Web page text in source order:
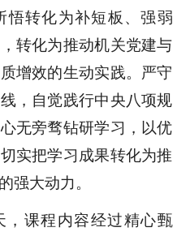
悟转化为补短板、强弱
转化为推动机关党建与
增效的生动实践。严守
，自觉践行中央八项规
无旁骛钻研学习，以优
实把学习成果转化为推
强大动力。
，课程内容经过精心甄